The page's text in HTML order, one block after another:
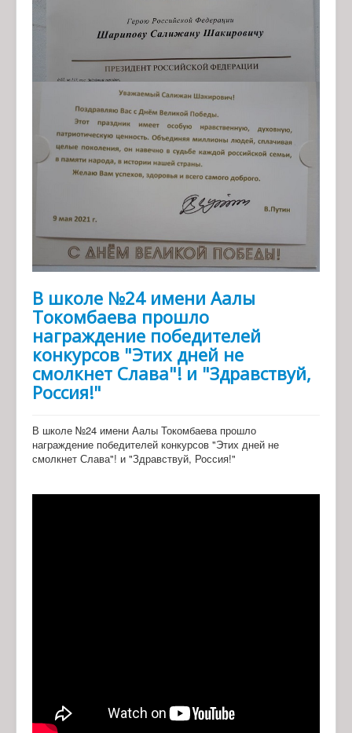
В школе №24 имени Аалы
Токомбаева прошло
награждение победителей
конкурсов "Этих дней не
смолкнет Слава"! и "Здравствуй,
Россия!"
В школе №24 имени Аалы Токомбаева прошло
награждение победителей конкурсов "Этих дней не
смолкнет Слава"! и "Здравствуй, Россия!"